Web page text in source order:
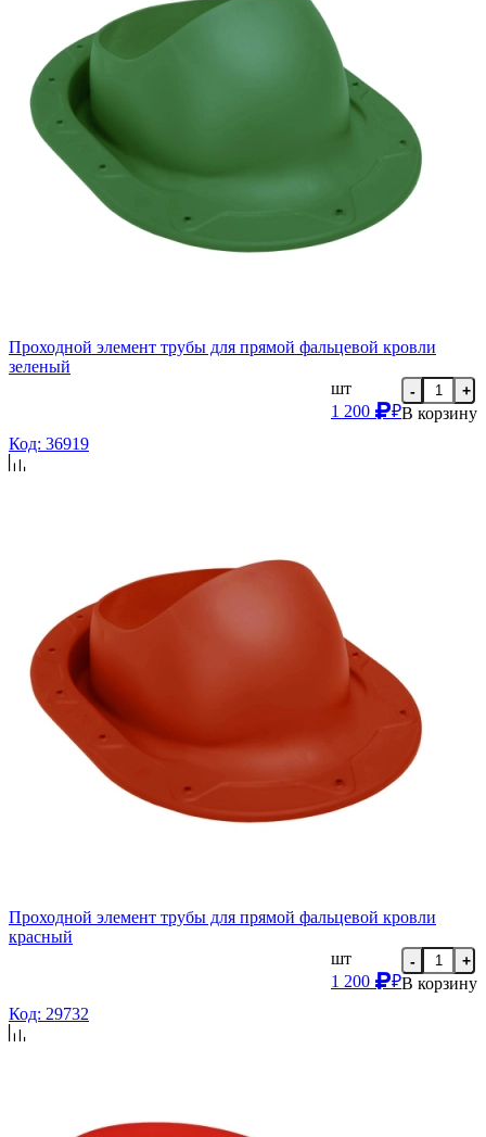
Проходной элемент трубы для прямой фальцевой кровли
зеленый
шт
1 200
₽
- +
В корзину
Код: 36919
Проходной элемент трубы для прямой фальцевой кровли
красный
шт
1 200
₽
- +
В корзину
Код: 29732